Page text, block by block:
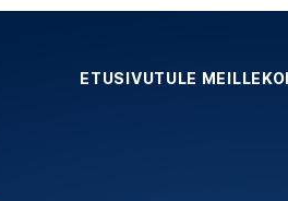
ETUSIVUTULE MEILLE